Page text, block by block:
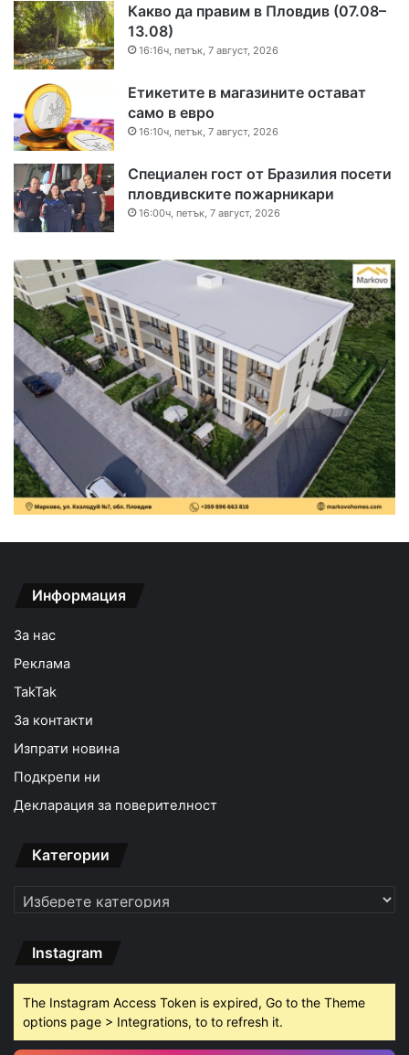
Какво да правим в Пловдив (07.08–
13.08)
16:16ч, петък, 7 август, 2026
Етикетите в магазините остават
само в евро
16:10ч, петък, 7 август, 2026
Специален гост от Бразилия посети
пловдивските пожарникари
16:00ч, петък, 7 август, 2026
Информация
За нас
Реклама
TakTak
За контакти
Изпрати новина
Подкрепи ни
Декларация за поверителност
Категории
Категории
Instagram
The Instagram Access Token is expired, Go to the Theme
options page > Integrations, to to refresh it.